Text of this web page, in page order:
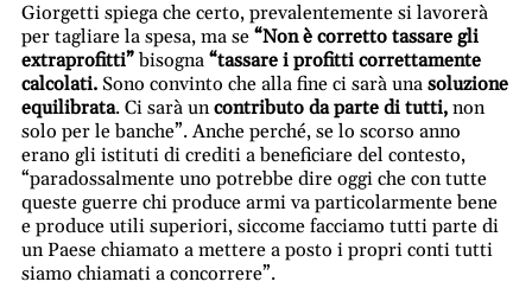
Giorgetti spiega che certo, prevalentemente si lavorerà
per tagliare la spesa, ma se “Non è corretto tassare gli
extraprofitti”bisogna “tassare i profitti correttamente
calcolati. Sono convinto che alla fine ci sarà una soluzione
equilibrata. Ci sarà uncontributo da parte di tutti, non
solo per le banche”. Anche perché, se lo scorso anno
erano gli istituti di crediti a beneficiare del contesto,
“paradossalmente uno potrebbe dire oggi che con tutte
queste guerre chi produce armi va particolarmente bene
e produce utili superiori, siccome facciamo tutti parte di
un Paese chiamato a mettere a posto i propri conti tutti
siamo chiamati a concorrere”.